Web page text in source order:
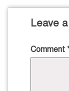
Leave
Comment